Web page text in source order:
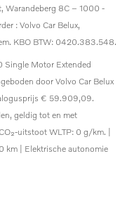
Warandeberg 8C – 1000 -
: Volvo Car Belux,
KBO BTW: 0420.383.548.
Single Motor Extended
door Volvo Car Belux
€ 59.909,09.
geldig tot en met
uitstoot WLTP: 0 g/km. |
km | Elektrische autonomie